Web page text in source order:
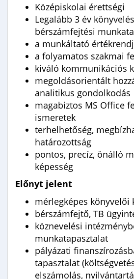
Középiskolai érettségi
Legalább 3 év
bérszámfejtési
a munkáltató
a folyamatos szakmai
kiváló kommunikációs
megoldásorientált
analitikus gondolkodás
magabiztos MS Office
ismeretek
terhelhetőség,
határozottság
pontos, precíz, önálló
képesség
Előnyt jelent
mérlegképes könyvelői
bérszámfejtő, TB
köznevelési
munkatapasztalat
pályázati
tapasztalat
elszámolás,